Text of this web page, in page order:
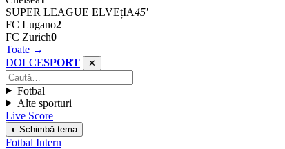
SUPER LEAGUE ELVEțIA45'
FC Lugano2
FC Zurich0
Toate →
DOLCESPORT ✕
Fotbal
Alte sporturi
Live Score
◐ Schimbă tema
Fotbal Intern